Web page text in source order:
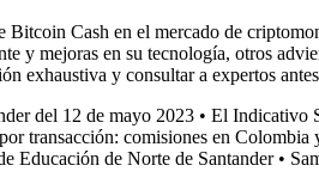
Cash en el mercado de
y mejoras en su tecnología, otros
exhaustiva y consultar a expertos
del 12 de mayo 2023 • El Indicativo
transacción: comisiones en Colombia
Educación de Norte de Santander•